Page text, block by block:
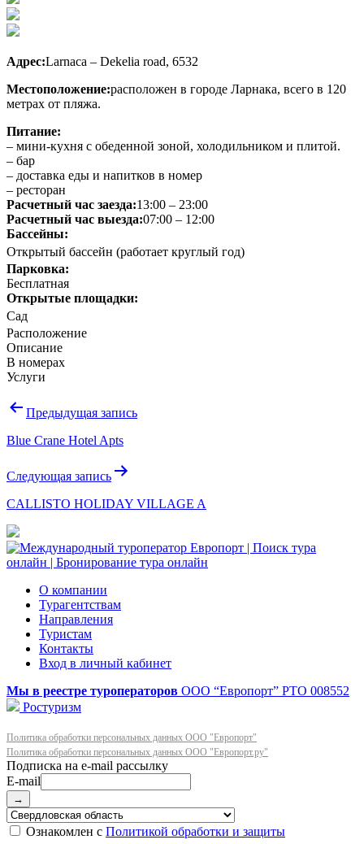
Адрес:Larnaca – Dekelia road, 6532
Местоположение:расположен в городе Ларнака, всего в 120
метрах от пляжа.
Питание:
– мини-кухня с обеденной зоной, холодильником и плитой.
– бар
– доставка еды и напитков в номер
– ресторан
Расчетный час заезда:13:00 – 23:00
Расчетный час выезда:07:00 – 12:00
Бассейны:
Открытый бассейн (работает круглый год)
Парковка:
Бесплатная
Открытые площадки:
Сад
Расположение
Описание
В номерах
Услуги
Навигация
записям
Предыдущая запись
Blue Crane Hotel Apts
Следующая запись
CALLISTO HOLIDAY VILLAGE A
О компании
Турагентствам
Направления
Туристам
Контакты
Вход в личный кабинет
Мы в реестре туроператоров ООО “Европорт” РТО 008552
Ростуризм
Политика обработки персональных данных ООО "Европорт"
Политика обработки персональных данных ООО "Европорт.ру"
E-mail
→
Ознакомлен с Политикой обработки и защиты